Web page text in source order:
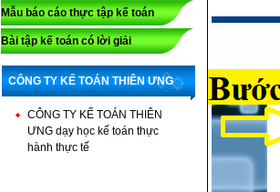
Mẫu báo cáo thực tập kế toán
Bài tập kế toán có lời giải
CÔNG TY KẾ TOÁN THIÊN ƯNG
CÔNG TY KẾ TOÁN THIÊN
ƯNG dạy học kế toán thực
hành thực tế